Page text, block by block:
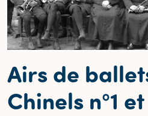
Airs de
Chinels n°1